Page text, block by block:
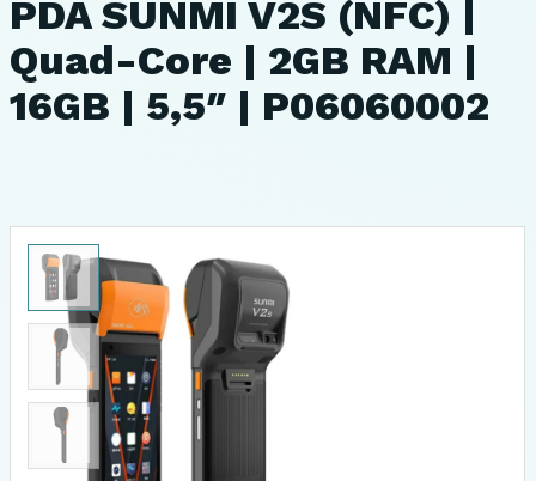
PDA SUNMI V2S (NFC) |
Quad-Core | 2GB RAM |
16GB | 5,5″ | P06060002